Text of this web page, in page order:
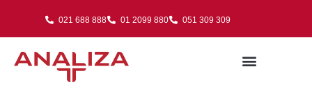
021 688 888 01 2099 880 051 309 309